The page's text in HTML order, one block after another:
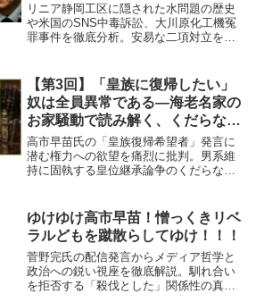
リニア静岡工区に隠された水問題の歴史
や米国のSNS中毒訴訟、大川原化工機冤
罪事件を徹底分析。安易な二項対立を排
な報道を疑い、現代の病理を暴く連載最
終回。
【第3回】「皇族に復帰したい」
奴は全員異常である—海老名家の
お家騒動で読み解く、くだらなす
ぎる男系論争
高市早苗氏の「皇族復帰希望者」発言に
潜む権力への欲望を痛烈に批判。男系維
持に固執する皇位継承論争のくだらなさ
という極限のブラックジョークで笑い飛
ばす政治コラム。
ゆけゆけ高市早苗！憎っくきリベ
ラルどもを蹴散らしてゆけ！！！
菅野完氏の配信発言からメディア哲学と
政治への鋭い視座を徹底解説。馴れ合い
を拒否する「殺伐とした」関係性の真